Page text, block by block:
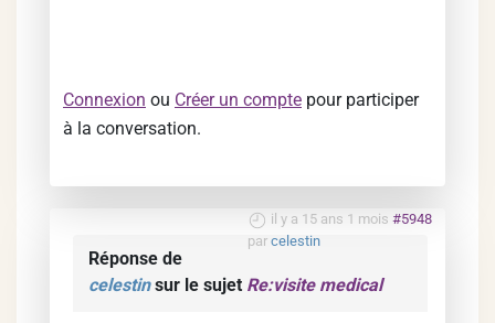
Connexion ou Créer un compte pour participer
à la conversation.
il y a 15 ans 1 mois #5948
par celestin
Réponse de
celestinsur le sujet Re:visite medical